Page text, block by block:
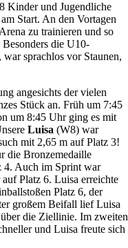
Kinder und Jugendliche
Start. An den Vortagen
zu trainieren und so
die U10-
war sprachlos vor Staunen,
angesichts der vielen
Stück an. Früh um 7:45
um 8:45 Uhr ging es mit
Luisa (W8) war
mit 2,65 m auf Platz 3!
die Bronzemedaille
4. Auch im Sprint war
Platz 6. Luisa erreichte
Platz 6, der
großem Beifall lief Luisa
die Ziellinie. Im zweiten
und Luisa freute sich